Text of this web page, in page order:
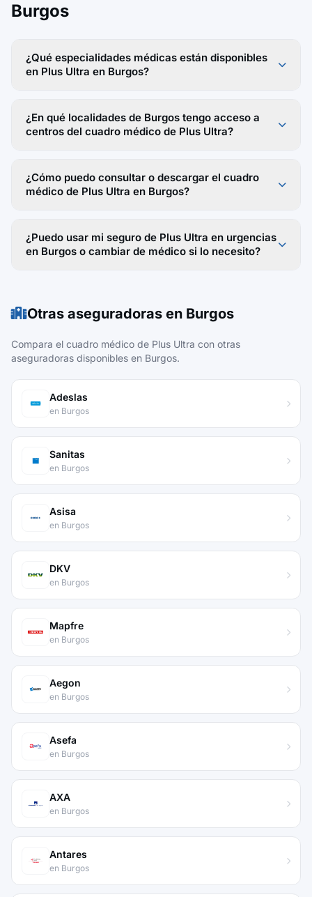
Burgos
¿Qué especialidades médicas están disponibles
en Plus Ultra en Burgos?
¿En qué localidades de Burgos tengo acceso a
centros del cuadro médico de Plus Ultra?
¿Cómo puedo consultar o descargar el cuadro
médico de Plus Ultra en Burgos?
¿Puedo usar mi seguro de Plus Ultra en urgencias
en Burgos o cambiar de médico si lo necesito?
Otras aseguradoras en Burgos
Compara el cuadro médico de Plus Ultra con otras
aseguradoras disponibles en Burgos.
Adeslas
en Burgos
Sanitas
en Burgos
Asisa
en Burgos
DKV
en Burgos
Mapfre
en Burgos
Aegon
en Burgos
Asefa
en Burgos
AXA
en Burgos
Antares
en Burgos